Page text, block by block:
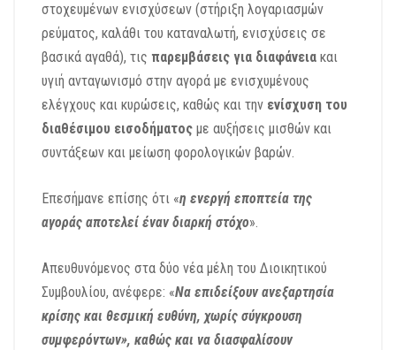
στοχευμένων ενισχύσεων (στήριξη λογαριασμών
ρεύματος, καλάθι του καταναλωτή, ενισχύσεις σε
βασικά αγαθά), τις παρεμβάσεις για διαφάνεια και
υγιή ανταγωνισμό στην αγορά με ενισχυμένους
ελέγχους και κυρώσεις, καθώς και την ενίσχυση του
διαθέσιμου εισοδήματος με αυξήσεις μισθών και
συντάξεων και μείωση φορολογικών βαρών.
Επεσήμανε επίσης ότι «η ενεργή εποπτεία της
αγοράς αποτελεί έναν διαρκή στόχο».
Απευθυνόμενος στα δύο νέα μέλη του Διοικητικού
Συμβουλίου, ανέφερε: «Να επιδείξουν ανεξαρτησία
κρίσης και θεσμική ευθύνη, χωρίς σύγκρουση
συμφερόντων», καθώς και να διασφαλίσουν